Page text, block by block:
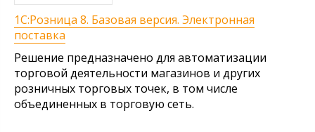
1С:Розница 8. Базовая версия. Электронная
поставка
Решение предназначено для автоматизации
торговой деятельности магазинов и других
розничных торговых точек, в том числе
объединенных в торговую сеть.